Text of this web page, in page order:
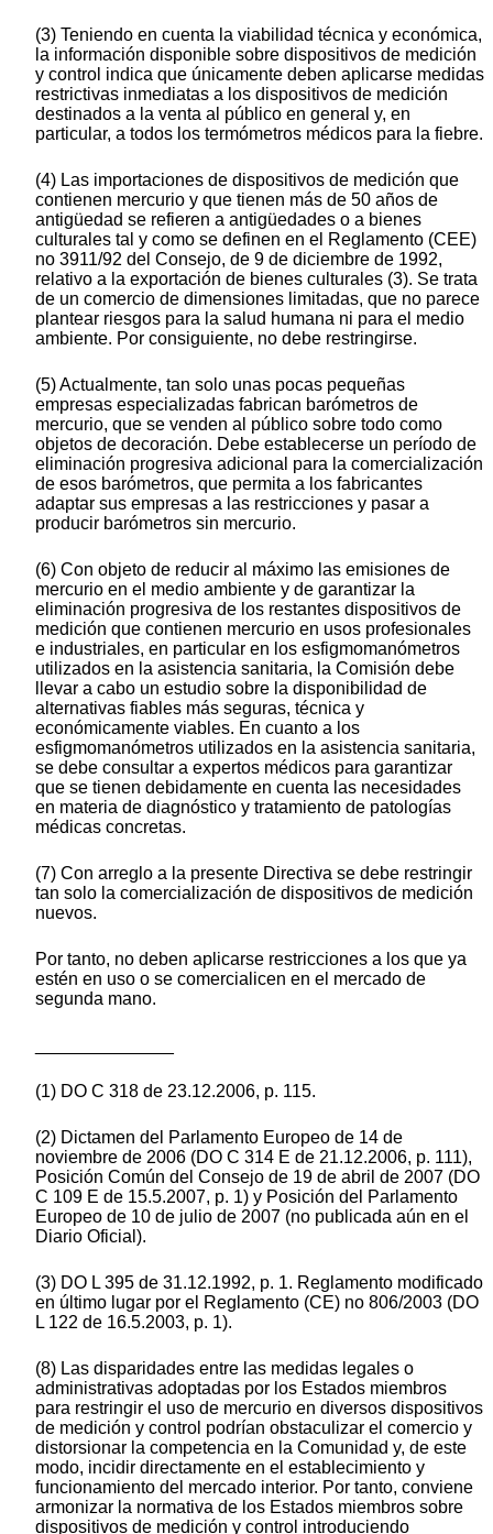
(3) Teniendo en cuenta la viabilidad técnica y económica,
la información disponible sobre dispositivos de medición
y control indica que únicamente deben aplicarse medidas
restrictivas inmediatas a los dispositivos de medición
destinados a la venta al público en general y, en
particular, a todos los termómetros médicos para la fiebre.
(4) Las importaciones de dispositivos de medición que
contienen mercurio y que tienen más de 50 años de
antigüedad se refieren a antigüedades o a bienes
culturales tal y como se definen en el Reglamento (CEE)
no 3911/92 del Consejo, de 9 de diciembre de 1992,
relativo a la exportación de bienes culturales (3). Se trata
de un comercio de dimensiones limitadas, que no parece
plantear riesgos para la salud humana ni para el medio
ambiente. Por consiguiente, no debe restringirse.
(5) Actualmente, tan solo unas pocas pequeñas
empresas especializadas fabrican barómetros de
mercurio, que se venden al público sobre todo como
objetos de decoración. Debe establecerse un período de
eliminación progresiva adicional para la comercialización
de esos barómetros, que permita a los fabricantes
adaptar sus empresas a las restricciones y pasar a
producir barómetros sin mercurio.
(6) Con objeto de reducir al máximo las emisiones de
mercurio en el medio ambiente y de garantizar la
eliminación progresiva de los restantes dispositivos de
medición que contienen mercurio en usos profesionales
e industriales, en particular en los esfigmomanómetros
utilizados en la asistencia sanitaria, la Comisión debe
llevar a cabo un estudio sobre la disponibilidad de
alternativas fiables más seguras, técnica y
económicamente viables. En cuanto a los
esfigmomanómetros utilizados en la asistencia sanitaria,
se debe consultar a expertos médicos para garantizar
que se tienen debidamente en cuenta las necesidades
en materia de diagnóstico y tratamiento de patologías
médicas concretas.
(7) Con arreglo a la presente Directiva se debe restringir
tan solo la comercialización de dispositivos de medición
nuevos.
Por tanto, no deben aplicarse restricciones a los que ya
estén en uso o se comercialicen en el mercado de
segunda mano.
(1) DO C 318 de 23.12.2006, p. 115.
(2) Dictamen del Parlamento Europeo de 14 de
noviembre de 2006 (DO C 314 E de 21.12.2006, p. 111),
Posición Común del Consejo de 19 de abril de 2007 (DO
C 109 E de 15.5.2007, p. 1) y Posición del Parlamento
Europeo de 10 de julio de 2007 (no publicada aún en el
Diario Oficial).
(3) DO L 395 de 31.12.1992, p. 1. Reglamento modificado
en último lugar por el Reglamento (CE) no 806/2003 (DO
L 122 de 16.5.2003, p. 1).
(8) Las disparidades entre las medidas legales o
administrativas adoptadas por los Estados miembros
para restringir el uso de mercurio en diversos dispositivos
de medición y control podrían obstaculizar el comercio y
distorsionar la competencia en la Comunidad y, de este
modo, incidir directamente en el establecimiento y
funcionamiento del mercado interior. Por tanto, conviene
armonizar la normativa de los Estados miembros sobre
dispositivos de medición y control introduciendo